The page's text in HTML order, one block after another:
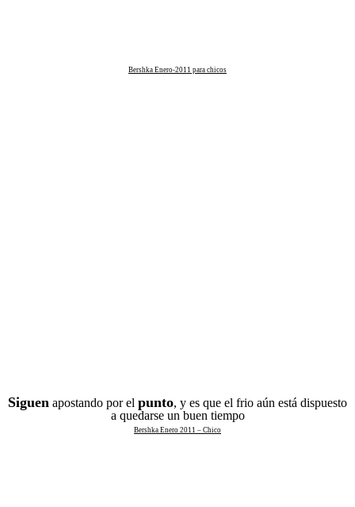
Bershka Enero-2011 para chicos
Siguen apostando por el punto, y es que el frio aún está dispuesto
a quedarse un buen tiempo
Bershka Enero 2011 – Chico